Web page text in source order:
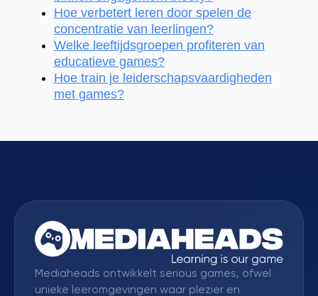
Hoe verbetert leren door spelen de
concentratie van leerlingen?
Welke leeftijdsgroepen profiteren van
educatieve games?
Hoe train je leiderschapsvaardigheden
met games?
Mediaheads ontwikkelt serious games, ofwel
unieke leeromgevingen waar plezier en